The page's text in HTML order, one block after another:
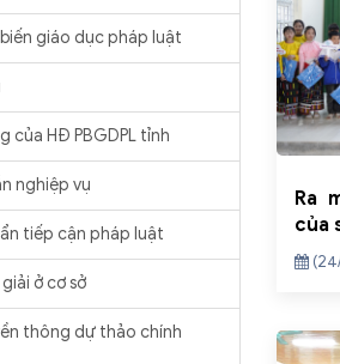
giáo dục pháp luật
của HĐ PBGDPL tỉnh
nghiệp vụ
tiếp cận pháp luật
ở cơ sở
thông dự thảo chính
Ra
của